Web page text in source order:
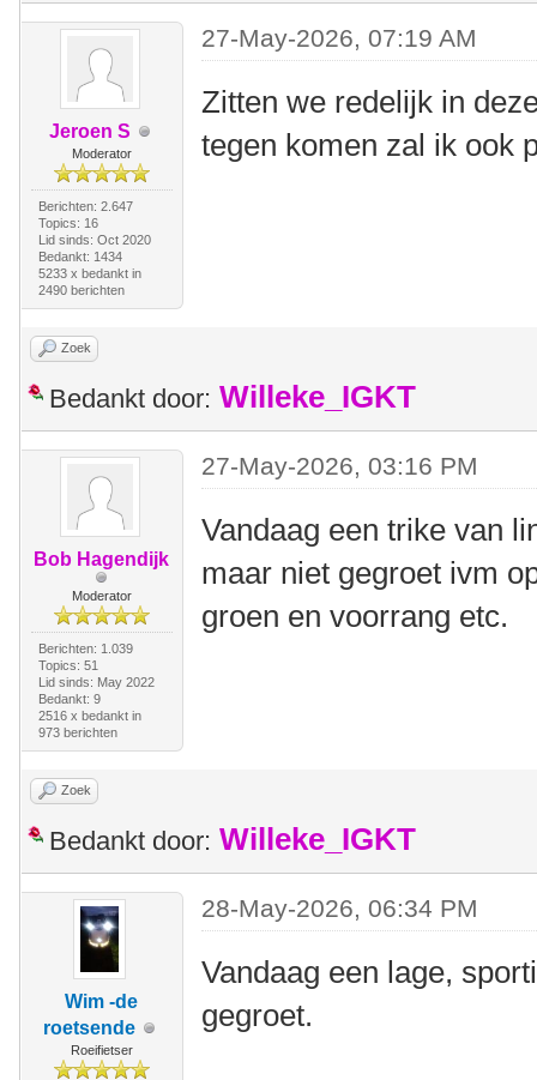
Jeroen S
Moderator
Berichten: 2.647
Topics: 16
Lid sinds: Oct 2020
Bedankt: 1434
5233 x bedankt in
2490 berichten
27-May-2026, 07:19 AM
Zitten we redelijk in
tegen komen zal ik ook
Zoek
Bedankt door: Willeke_IGKT
Bob Hagendijk
Moderator
Berichten: 1.039
Topics: 51
Lid sinds: May 2022
Bedankt: 9
2516 x bedankt in
973 berichten
27-May-2026, 03:16 PM
Vandaag een trike van
maar niet gegroet ivm
groen en voorrang etc.
Zoek
Bedankt door: Willeke_IGKT
Wim -de
roetsende
Roeifietser
28-May-2026, 06:34 PM
Vandaag een lage,
gegroet.